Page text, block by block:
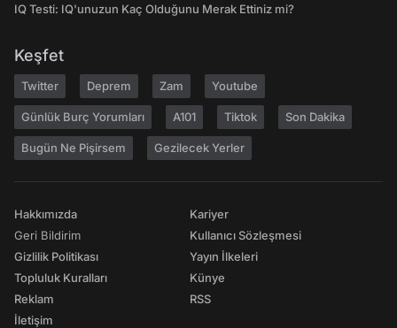
IQ Testi: IQ'unuzun Kaç Olduğunu Merak Ettiniz mi?
Keşfet
Twitter Deprem Zam Youtube
Günlük Burç Yorumları A101 Tiktok Son Dakika
Bugün Ne Pişirsem Gezilecek Yerler
Hakkımızda
Geri Bildirim
Gizlilik Politikası
Topluluk Kuralları
Reklam
İletişim
Kariyer
Kullanıcı Sözleşmesi
Yayın İlkeleri
Künye
RSS